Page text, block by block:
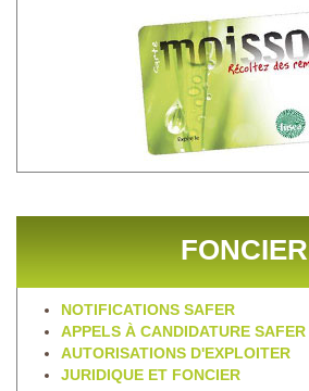
FONCIER
NOTIFICATIONS SAFER
APPELS À CANDIDATURE SAFER
AUTORISATIONS D'EXPLOITER
JURIDIQUE ET FONCIER